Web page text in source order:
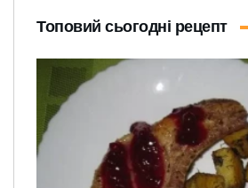
Топовий сьогодні рецепт